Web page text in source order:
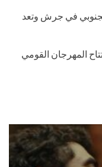
في جرش وتعد
المهرجان القومي